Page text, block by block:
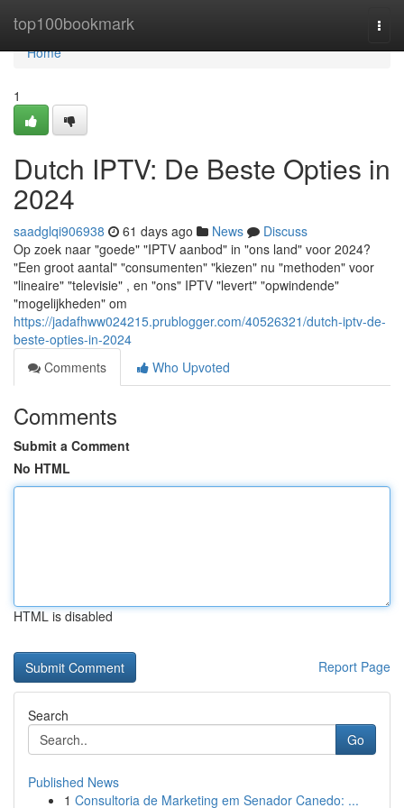
top100bookmark
Home
Home
1
Dutch IPTV: De Beste Opties in
2024
saadglqi906938 61 days ago News
Discuss
Op zoek naar "goede" "IPTV aanbod" in "ons land" voor 2024?
"Een groot aantal" "consumenten" "kiezen" nu "methoden" voor
"lineaire" "televisie" , en "ons" IPTV "levert" "opwindende"
"mogelijkheden" om
https://jadafhww024215.prublogger.com/40526321/dutch-iptv-de-
beste-opties-in-2024
Comments
Who Upvoted
Comments
Submit a Comment
No HTML
HTML is disabled
Report Page
Search
Go
Published News
1 Consultoria de Marketing em Senador Canedo: ...